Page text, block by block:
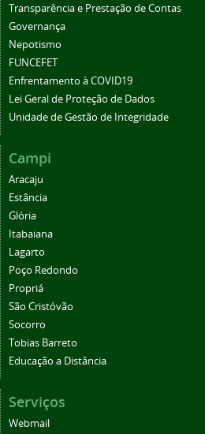
Transparência e Prestação de Contas
Governança
Nepotismo
FUNCEFET
Enfrentamento à COVID19
Lei Geral de Proteção de Dados
Unidade de Gestão de Integridade
Campi
Aracaju
Estância
Glória
Itabaiana
Lagarto
Poço Redondo
Propriá
São Cristóvão
Socorro
Tobias Barreto
Educação a Distância
Serviços
Webmail